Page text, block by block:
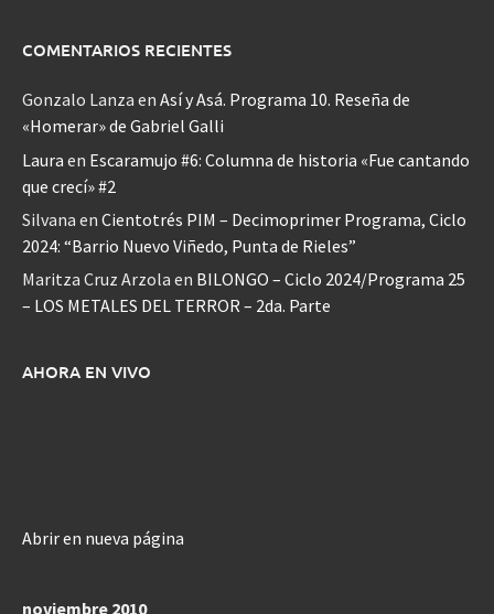
COMENTARIOS RECIENTES
Gonzalo Lanza en Así y Asá. Programa 10. Reseña de
«Homerar» de Gabriel Galli
Laura en Escaramujo #6: Columna de historia «Fue cantando
que crecí» #2
Silvana en Cientotrés PIM – Decimoprimer Programa, Ciclo
2024: “Barrio Nuevo Viñedo, Punta de Rieles”
Maritza Cruz Arzola en BILONGO – Ciclo 2024/Programa 25
– LOS METALES DEL TERROR – 2da. Parte
AHORA EN VIVO
Abrir en nueva página
noviembre 2010